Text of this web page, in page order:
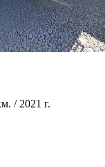
/ 2021 г.